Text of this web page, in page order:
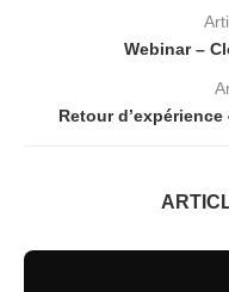
Webinar –
Retour